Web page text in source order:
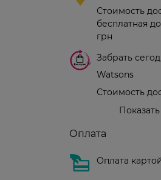
Стоимость
бесплатная
грн
Забрать
Watsons
Стоимость
Оплата
Оплата